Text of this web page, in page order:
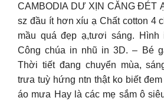
CAMBODIA DƯ XỊN CĂNG ĐÉT
sz đầu ít hơn xíu ạ Chất cotton 4
mầu quá đẹp ạ,tươi sáng. Hình
Công chúa in nhũ in 3D. – Bé
Thời tiết đang chuyển mùa,
trưa tuỳ hứng ntn thật ko biết
áo mưa Hay là các mẹ sắm ô